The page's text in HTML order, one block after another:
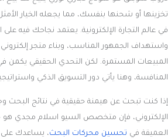
تخزينها أو شحنها بنفسك، مما يجعله الخيار
في عالم التجارة الإلكترونية. يعتمد نجاحك فيه على
واستهداف الجمهور المناسب، وبناء متجر
المبيعات المستمرة. لكن التحدي الحقيقي يكمن
المنافسة، وهنا يأتي دور التسويق الذكي
إذا كنت تبحث عن هيمنة حقيقية في نتائج البحث
الإلكتروني، فإن متخصص السيو اسلام مجدي هو
العميقة في تحسين محركات البحث، يساعدك